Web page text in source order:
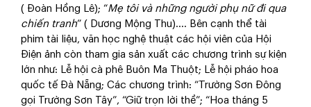
( Đoàn Hồng Lê); “Mẹ tôi và những người phụ nữ đi qua
chiến tranh” ( Dương Mộng Thu)…. Bên cạnh thể tài
phim tài liệu, văn học nghệ thuật các hội viên của Hội
Điện ảnh còn tham gia sản xuất các chương trình sự kiện
lớn như: Lễ hội cà phê Buôn Ma Thuột; Lễ hội pháo hoa
quốc tế Đà Nẵng; Các chương trình: “Trường Sơn Đông
gọi Trường Sơn Tây”, “Giữ trọn lời thề”; “Hoa tháng 5